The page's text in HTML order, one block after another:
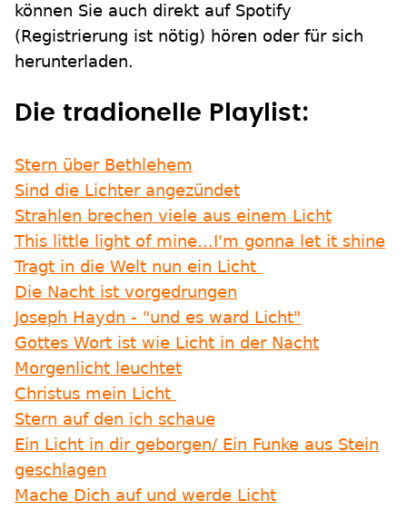
können Sie auch direkt auf Spotify
(Registrierung ist nötig) hören oder für sich
herunterladen.
Die tradionelle Playlist:
Stern über Bethlehem
Sind die Lichter angezündet
Strahlen brechen viele aus einem Licht
This little light of mine...I'm gonna let it shine
Tragt in die Welt nun ein Licht
Die Nacht ist vorgedrungen
Joseph Haydn - "und es ward Licht"
Gottes Wort ist wie Licht in der Nacht
Morgenlicht leuchtet
Christus mein Licht
Stern auf den ich schaue
Ein Licht in dir geborgen/ Ein Funke aus Stein
geschlagen
Mache Dich auf und werde Licht